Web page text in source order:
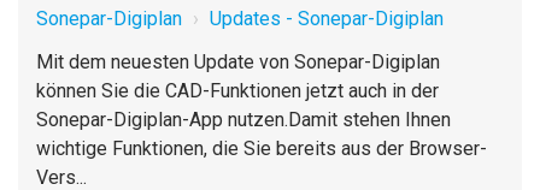
Sonepar-Digiplan
Updates - Sonepar-Digiplan
Mit dem neuesten Update von Sonepar-Digiplan
können Sie die CAD-Funktionen jetzt auch in der
Sonepar-Digiplan-App nutzen.Damit stehen Ihnen
wichtige Funktionen, die Sie bereits aus der Browser-
Vers...